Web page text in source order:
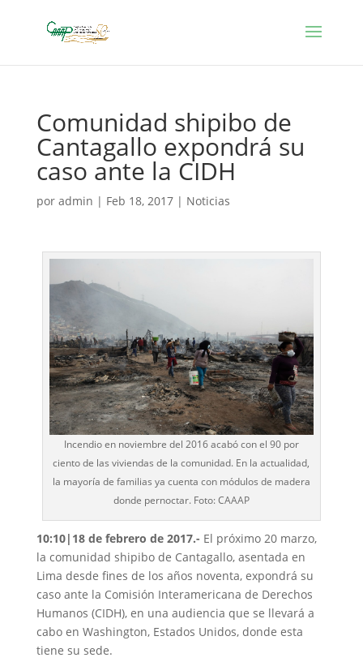
Comunidad shipibo de
Cantagallo expondrá su
caso ante la CIDH
por admin | Feb 18, 2017| Noticias
Incendio en noviembre del 2016 acabó con el 90 por
ciento de las viviendas de la comunidad. En la actualidad,
la mayoría de familias ya cuenta con módulos de madera
donde pernoctar. Foto: CAAAP
10:10|18 de febrero de 2017.- El próximo 20 marzo,
la comunidad shipibo de Cantagallo, asentada en
Lima desde fines de los años noventa, expondrá su
caso ante la Comisión Interamericana de Derechos
Humanos (CIDH), en una audiencia que se llevará a
cabo en Washington, Estados Unidos, donde esta
tiene su sede.